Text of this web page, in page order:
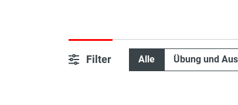
Filter Alle Übung und